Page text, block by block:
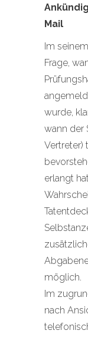
Mail
Im
Frage,
wurde,
wann der
Vertreter)
erlangt
möglich.
Im
nach